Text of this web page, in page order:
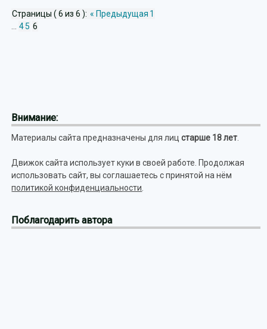
Страницы ( 6 из 6 ): « Предыдущая 1
45 6
Внимание:
Материалы сайта предназначены для лицстарше 18 лет
Движок сайта использует куки в своей работе. Продолжая
использовать сайт, вы соглашаетесь с принятой на нём
политикой конфиденциальности
Поблагодарить автора